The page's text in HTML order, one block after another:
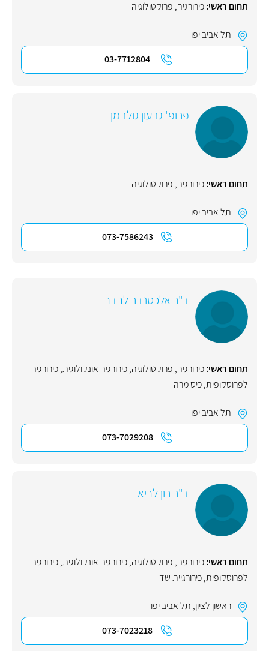
תחום ראשי:כירורגיה, פרוקטולוגיה
תל אביב יפו
03-7712804
פרופ' גדעון גולדמן
תחום ראשי:כירורגיה, פרוקטולוגיה
תל אביב יפו
073-7586243
ד"ר אלכסנדר לבדב
תחום ראשי:כירורגיה, פרוקטולוגיה,כירורגיה אונקולוגית,כירורגיה
לפרוסקופית,כיס מרה
תל אביב יפו
073-7029208
ד"ר רון לביא
תחום ראשי:כירורגיה, פרוקטולוגיה,כירורגיה אונקולוגית,כירורגיה
לפרוסקופית,כירורגיית שד
ראשון לציון, תל אביב יפו
073-7023218